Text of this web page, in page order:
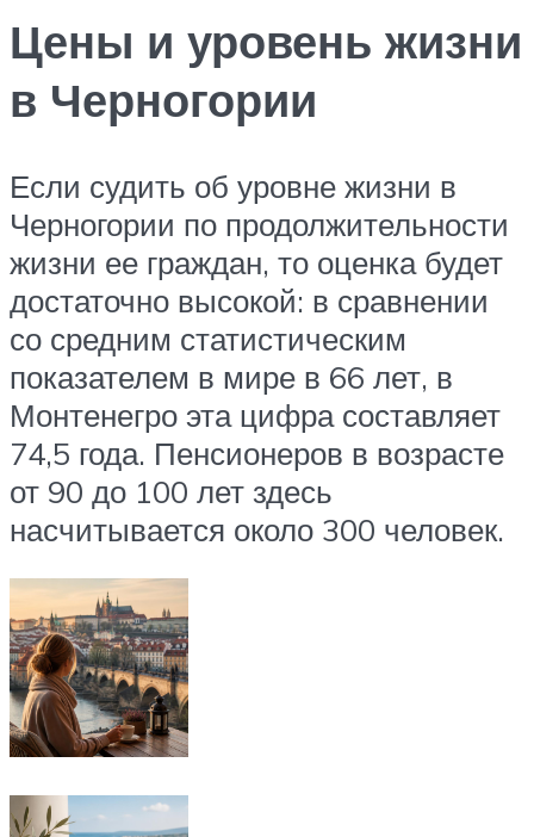
Цены и уровень жизни
в Черногории
Если судить об уровне жизни в
Черногории по продолжительности
жизни ее граждан, то оценка будет
достаточно высокой: в сравнении
со средним статистическим
показателем в мире в 66 лет, в
Монтенегро эта цифра составляет
74,5 года. Пенсионеров в возрасте
от 90 до 100 лет здесь
насчитывается около 300 человек.